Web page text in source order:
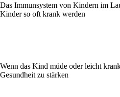
Das Immunsystem von Kindern im
Kinder so oft krank werden
Wenn das Kind müde oder leicht
Gesundheit zu stärken